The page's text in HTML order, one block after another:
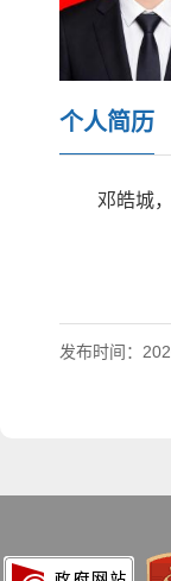
个人简历
邓皓城
发布时间：